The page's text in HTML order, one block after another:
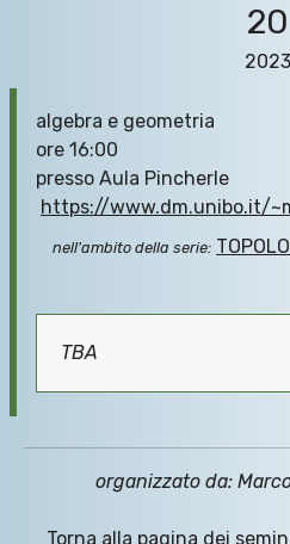
20
2023
algebra e geometria
ore 16:00
presso Aula Pincherle
https://www.dm.unibo.it/
nell'ambito della serie:
TBA
organizzato da:
Torna alla pagina dei